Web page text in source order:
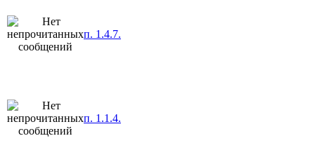
п. 1.4.7.
п. 1.1.4.